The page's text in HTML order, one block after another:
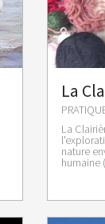
La
La
nature
humaine